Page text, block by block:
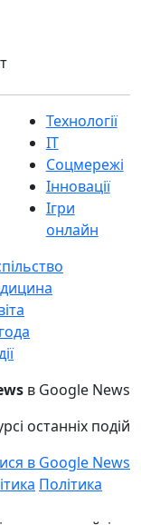
Технології
IT
Соцмережі
Інновації
Ігри
онлайн
в Google News
останніх подій
в Google News
Політика